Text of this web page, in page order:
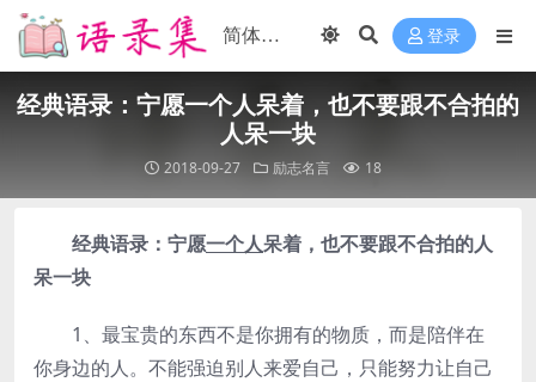
登录
经典语录：宁愿一个人呆着，也不要跟不合拍的
人呆一块
2018-09-27 励志名言 18
经典语录：宁愿一个人呆着，也不要跟不合拍的人
呆一块
1、最宝贵的东西不是你拥有的物质，而是陪伴在
你身边的人。不能强迫别人来爱自己，只能努力让自己